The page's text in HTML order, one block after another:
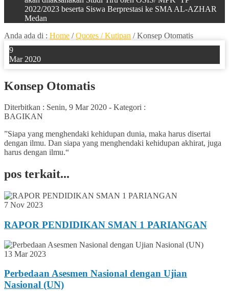
2022/2023 beserta Siswa Berprestasi ke SMA AL-AZHAR
Medan
Anda ada di : Home /Quotes / Kutipan /Konsep Otomatis
9
Mar 2020
Konsep Otomatis
Diterbitkan : Senin, 9 Mar 2020 - Kategori :
BAGIKAN
”Siapa yang menghendaki kehidupan dunia, maka harus disertai
dengan ilmu. Dan siapa yang menghendaki kehidupan akhirat, juga
harus dengan ilmu.“
pos terkait...
7 Nov 2023
RAPOR PENDIDIKAN SMAN 1 PARIANGAN
13 Mar 2023
Perbedaan Asesmen Nasional dengan Ujian
Nasional (UN)